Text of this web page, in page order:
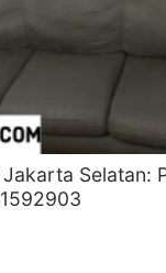
Selatan: